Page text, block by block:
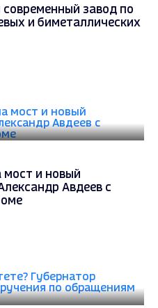
завод по
и биметаллических
мост и новый
Авдеев с